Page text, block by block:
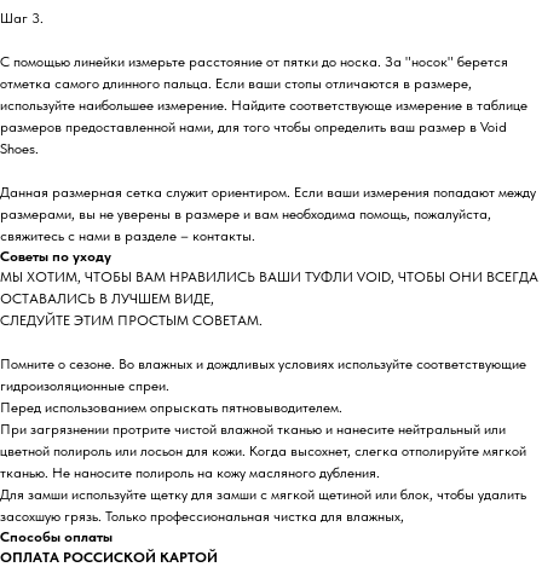
Шаг 3.
С помощью линейки измерьте расстояние от пятки до носка. За "носок" берется
отметка самого длинного пальца. Если ваши стопы отличаются в размере,
используйте наибольшее измерение. Найдите соответствующе измерение в таблице
размеров предоставленной нами, для того чтобы определить ваш размер в Void
Shoes.
Данная размерная сетка служит ориентиром. Если ваши измерения попадают между
размерами, вы не уверены в размере и вам необходима помощь, пожалуйста,
свяжитесь с нами в разделе – контакты.
Советы по уходу
МЫ ХОТИМ, ЧТОБЫ ВАМ НРАВИЛИСЬ ВАШИ ТУФЛИ VOID, ЧТОБЫ ОНИ ВСЕГДА
ОСТАВАЛИСЬ В ЛУЧШЕМ ВИДЕ,
СЛЕДУЙТЕ ЭТИМ ПРОСТЫМ СОВЕТАМ.
Помните о сезоне. Во влажных и дождливых условиях используйте соответствующие
гидроизоляционные спреи.
Перед использованием опрыскать пятновыводителем.
При загрязнении протрите чистой влажной тканью и нанесите нейтральный или
цветной полироль или лосьон для кожи. Когда высохнет, слегка отполируйте мягкой
тканью. Не наносите полироль на кожу масляного дубления.
Для замши используйте щетку для замши с мягкой щетиной или блок, чтобы удалить
засохшую грязь. Только профессиональная чистка для влажных,
Способы оплаты
ОПЛАТА РОССИСКОЙ КАРТОЙ